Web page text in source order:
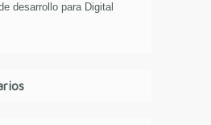
desarrollo para Digital